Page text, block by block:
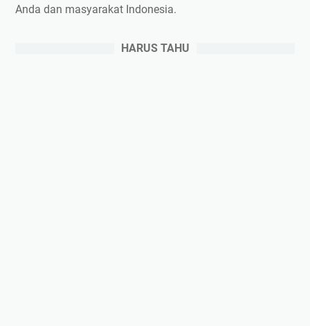
Anda dan masyarakat Indonesia.
HARUS TAHU